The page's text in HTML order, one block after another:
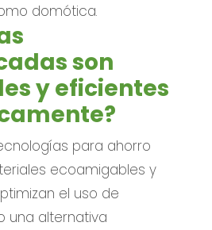
domótica.
son
y eficientes
para ahorro
ecoamigables y
el uso de
una alternativa